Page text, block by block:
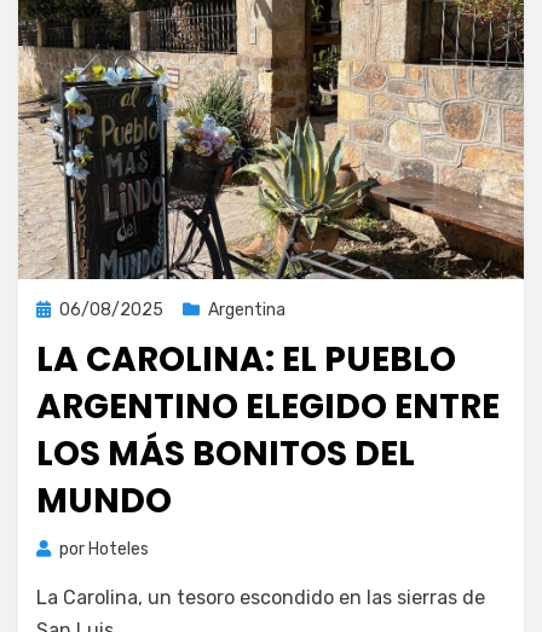
Publicada
06/08/2025 Argentina
LA CAROLINA: EL PUEBLO
ARGENTINO ELEGIDO ENTRE
LOS MÁS BONITOS DEL
MUNDO
por Hoteles
La Carolina, un tesoro escondido en las sierras de